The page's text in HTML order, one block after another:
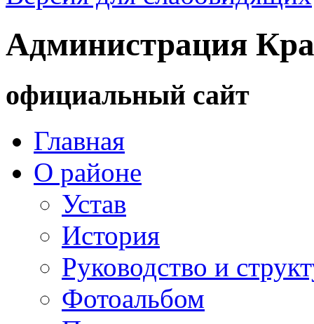
Администрация
официальный сайт
Главная
О районе
Устав
История
Руководство и
Фотоальбом